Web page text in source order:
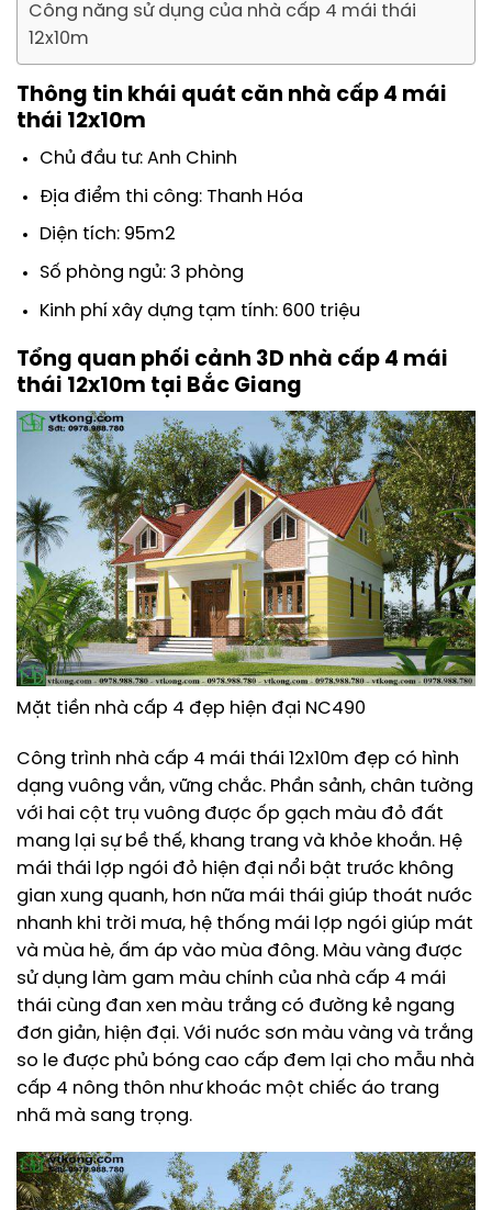
Công năng sử dụng của nhà cấp 4 mái thái
12x10m
Thông tin khái quát căn nhà cấp 4 mái
thái 12x10m
Chủ đầu tư: Anh Chinh
Địa điểm thi công: Thanh Hóa
Diện tích: 95m2
Số phòng ngủ: 3 phòng
Kinh phí xây dựng tạm tính: 600 triệu
Tổng quan phối cảnh 3D nhà cấp 4 mái
thái 12x10m tại Bắc Giang
Mặt tiền nhà cấp 4 đẹp hiện đại NC490
Công trình nhà cấp 4 mái thái 12x10m đẹp có hình
dạng vuông vắn, vững chắc. Phần sảnh, chân tường
với hai cột trụ vuông được ốp gạch màu đỏ đất
mang lại sự bề thế, khang trang và khỏe khoắn. Hệ
mái thái lợp ngói đỏ hiện đại nổi bật trước không
gian xung quanh, hơn nữa mái thái giúp thoát nước
nhanh khi trời mưa, hệ thống mái lợp ngói giúp mát
và mùa hè, ấm áp vào mùa đông. Màu vàng được
sử dụng làm gam màu chính của nhà cấp 4 mái
thái cùng đan xen màu trắng có đường kẻ ngang
đơn giản, hiện đại. Với nước sơn màu vàng và trắng
so le được phủ bóng cao cấp đem lại cho mẫu nhà
cấp 4 nông thôn như khoác một chiếc áo trang
nhã mà sang trọng.